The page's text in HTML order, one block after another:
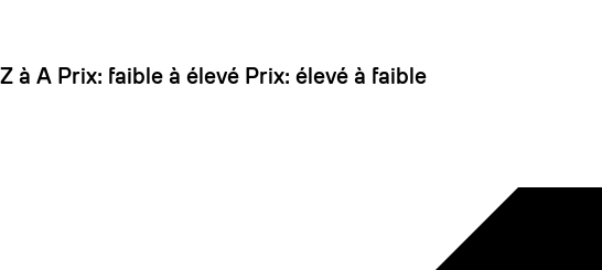
à A Prix: faible à élevé Prix: élevé à faible